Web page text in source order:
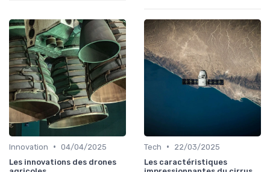
Innovation • 04/04/2025
Les innovations des drones
Tech •
22/03/2025
Les caractéristiques